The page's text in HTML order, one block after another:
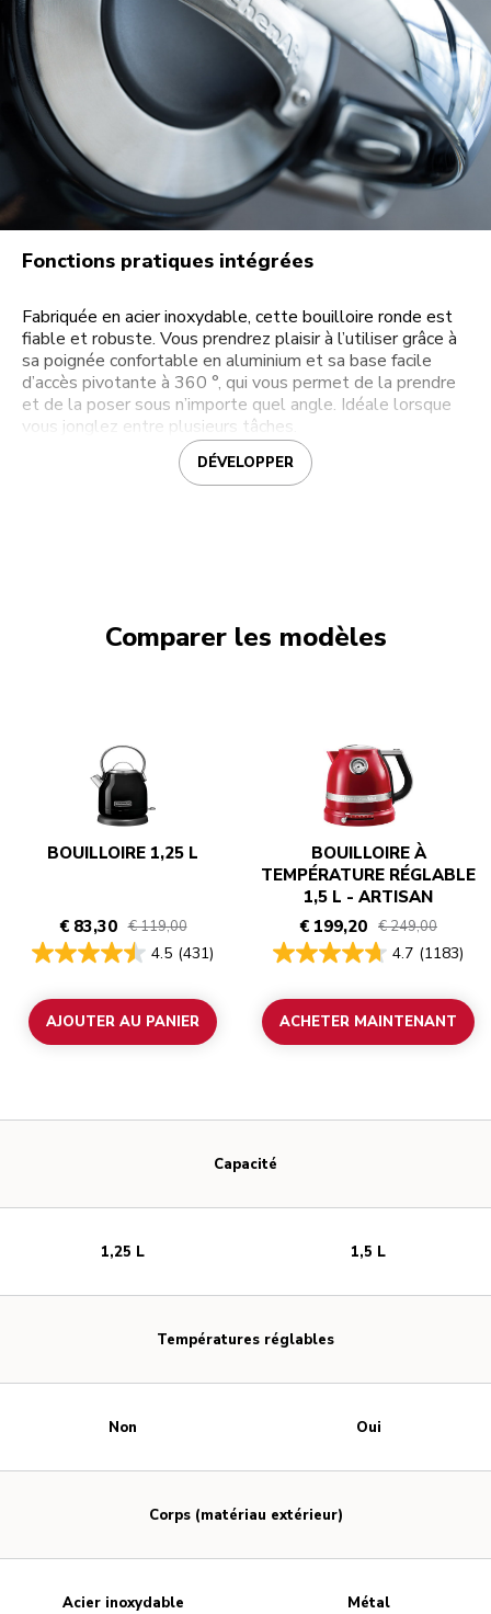
Fonctions pratiques intégrées
Fabriquée en acier inoxydable, cette bouilloire ronde est
fiable et robuste. Vous prendrez plaisir à l’utiliser grâce à
sa poignée confortable en aluminium et sa base facile
d’accès pivotante à 360 °, qui vous permet de la prendre
et de la poser sous n’importe quel angle. Idéale lorsque
vous jonglez entre plusieurs tâches.
DÉVELOPPER
Comparer les modèles
BOUILLOIRE 1,25 L
€ 83,30 € 119,00
4.5 (431)
AJOUTER AU PANIER
BOUILLOIRE À
TEMPÉRATURE RÉGLABLE
1,5 L - ARTISAN
€ 199,20 € 249,00
4.7 (1183)
ACHETER MAINTENANT
Capacité
Températures réglables
Corps (matériau extérieur)
1,25 L
Non
Acier inoxydable
1,5 L
Oui
Métal